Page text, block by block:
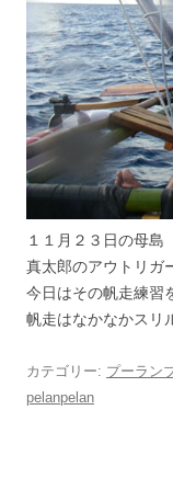
１１月２３日の母
真太郎のアウトリ
今日はその帆走練習
帆走はなかなかスリ
カテゴリー: プーラン
pelanpelan